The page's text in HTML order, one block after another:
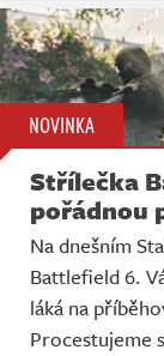
NOVINKA
Střílečka
pořádnou
Na dnešním
Battlefield 6.
láká na
Procestujeme